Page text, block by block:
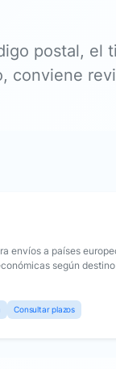
postal,
conviene
envíos a países
según
Consultar plazos